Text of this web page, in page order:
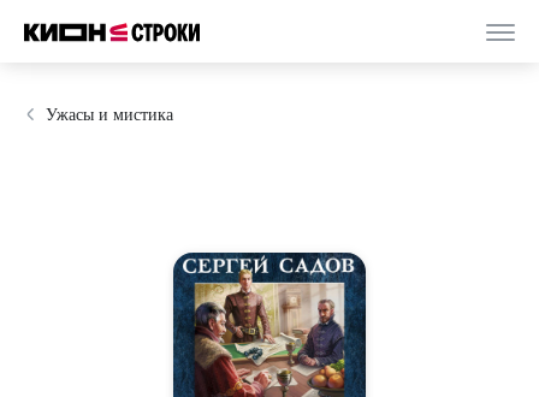
Ужасы и мистика